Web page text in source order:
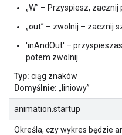
„W” – Przyspiesz, zacznij
„out” – zwolnij – zacznij
'inAndOut' –
potem zwolnij.
Typ: ciąg znaków
Domyślnie: „liniowy”
animation.startup
Określa, czy wykres będzie